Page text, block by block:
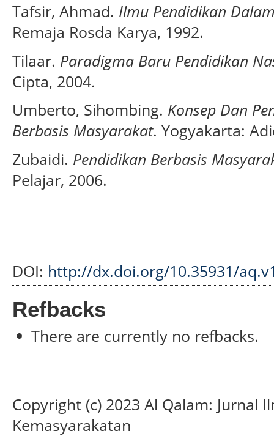
Tafsir, Ahmad. Ilmu Pendidikan
Remaja Rosda Karya, 1992.
Tilaar. Paradigma Baru Pendidikan
Cipta, 2004.
Umberto, Sihombing. Konsep Dan
Berbasis Masyarakat. Yogyakarta:
Zubaidi. Pendidikan Berbasis
Pelajar, 2006.
DOI: http://dx.doi.org/10.35931/
Refbacks
There are currently no refbacks.
Copyright (c) 2023 Al Qalam: Jurnal
Kemasyarakatan